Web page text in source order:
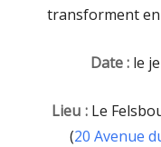
transforment en
Date : le
Lieu :Le
(20 Avenue